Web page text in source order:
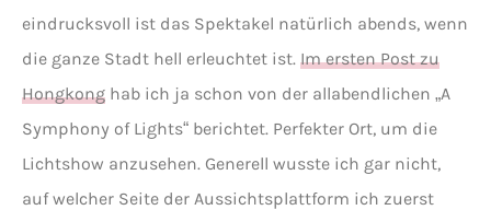
eindrucksvoll ist das Spektakel natürlich abends, wenn
die ganze Stadt hell erleuchtet ist. Im ersten Post zu
Hongkong hab ich ja schon von der allabendlichen „A
Symphony of Lights“ berichtet. Perfekter Ort, um die
Lichtshow anzusehen. Generell wusste ich gar nicht,
auf welcher Seite der Aussichtsplattform ich zuerst